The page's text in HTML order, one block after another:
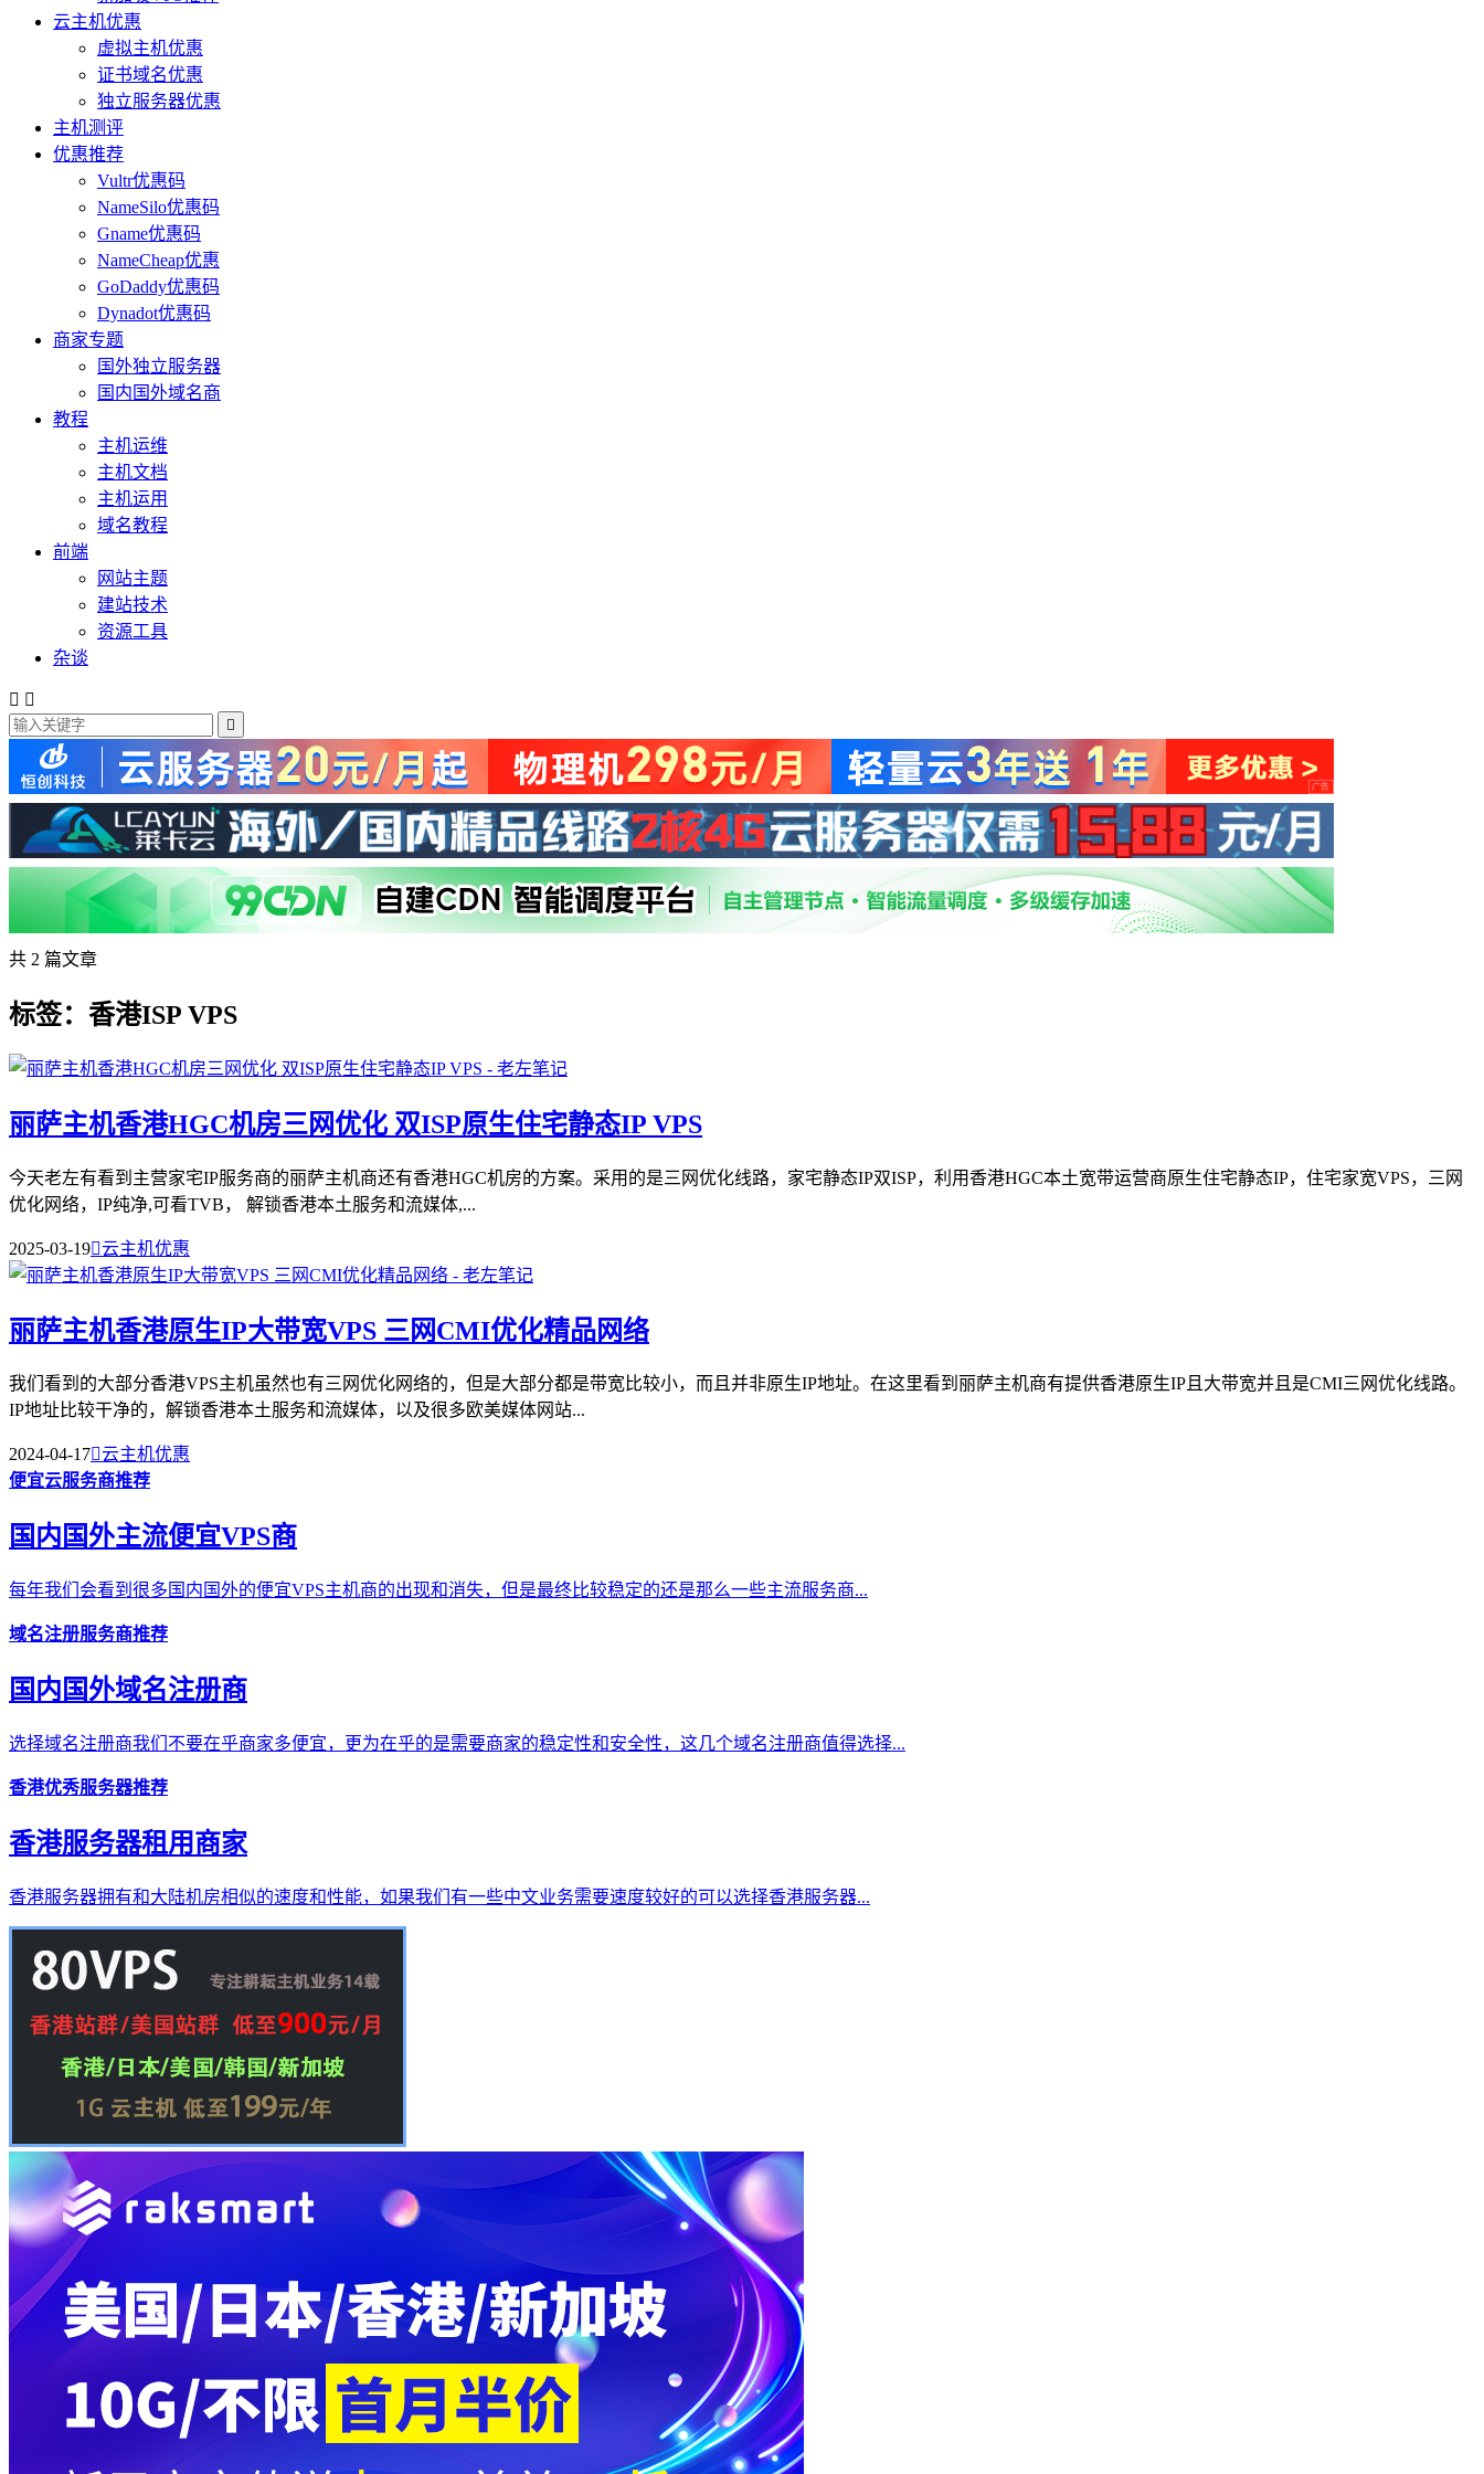
云主机优惠
虚拟主机优惠
证书域名优惠
独立服务器优惠
主机测评
优惠推荐
Vultr优惠码
NameSilo优惠码
Gname优惠码
NameCheap优惠
GoDaddy优惠码
Dynadot优惠码
商家专题
国外独立服务器
国内国外域名商
教程
主机运维
主机文档
主机运用
域名教程
前端
网站主题
建站技术
资源工具
杂谈
 

共 2 篇文章
标签：香港ISP VPS
丽萨主机香港HGC机房三网优化 双ISP原生住宅静态IP VPS
今天老左有看到主营家宅IP服务商的丽萨主机商还有香港HGC机房的方案。采用的是三网优化线路，家宅静态IP双ISP，利用香港HGC本土宽带运营商原生住宅静态IP，住宅家宽VPS，三网
优化网络，IP纯净,可看TVB， 解锁香港本土服务和流媒体,...
2025-03-19云主机优惠
丽萨主机香港原生IP大带宽VPS 三网CMI优化精品网络
我们看到的大部分香港VPS主机虽然也有三网优化网络的，但是大部分都是带宽比较小，而且并非原生IP地址。在这里看到丽萨主机商有提供香港原生IP且大带宽并且是CMI三网优化线路。
IP地址比较干净的，解锁香港本土服务和流媒体，以及很多欧美媒体网站...
2024-04-17云主机优惠
便宜云服务商推荐
国内国外主流便宜VPS商
每年我们会看到很多国内国外的便宜VPS主机商的出现和消失，但是最终比较稳定的还是那么一些主流服务商...
域名注册服务商推荐
国内国外域名注册商
选择域名注册商我们不要在乎商家多便宜，更为在乎的是需要商家的稳定性和安全性，这几个域名注册商值得选择...
香港优秀服务器推荐
香港服务器租用商家
香港服务器拥有和大陆机房相似的速度和性能，如果我们有一些中文业务需要速度较好的可以选择香港服务器...